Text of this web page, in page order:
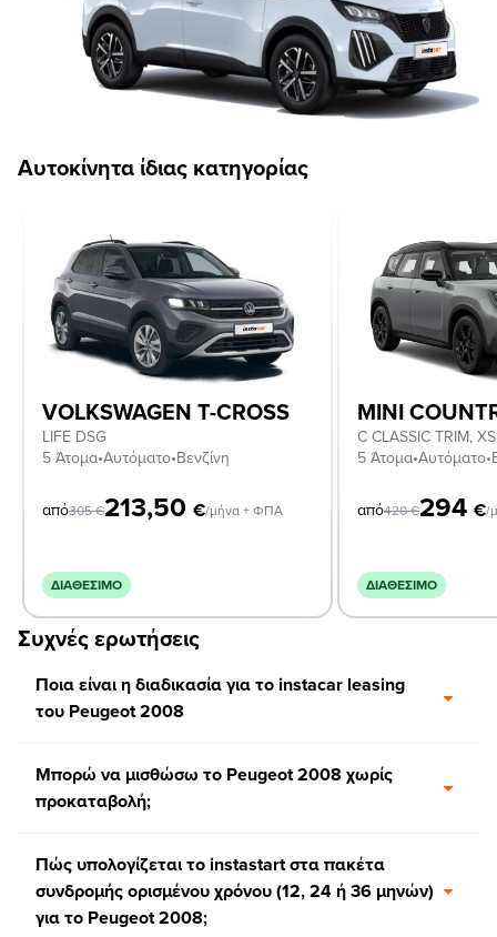
Αυτοκίνητα ίδιας κατηγορίας
VOLKSWAGEN T-CROSS
LIFE DSG
5 Άτομα•Αυτόματο•Βενζίνη
από305€213,50 €/μήνα + ΦΠΑ
ΔΙΑΘΈΣΙΜΟ
MINI
5 Άτομα•Αυτόματο•
από420€294 €/
ΔΙΑΘΈΣΙΜΟ
Συχνές ερωτήσεις
Ποια είναι η διαδικασία για το instacar leasing
του Peugeot 2008
Μπορώ να μισθώσω το Peugeot 2008 χωρίς
προκαταβολή;
Πώς υπολογίζεται το instastart στα πακέτα
συνδρομής ορισμένου χρόνου (12, 24 ή 36 μηνών)
για το Peugeot 2008;